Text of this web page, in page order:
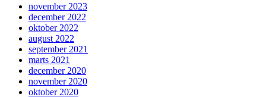
november 2023
december 2022
oktober 2022
august 2022
september 2021
marts 2021
december 2020
november 2020
oktober 2020